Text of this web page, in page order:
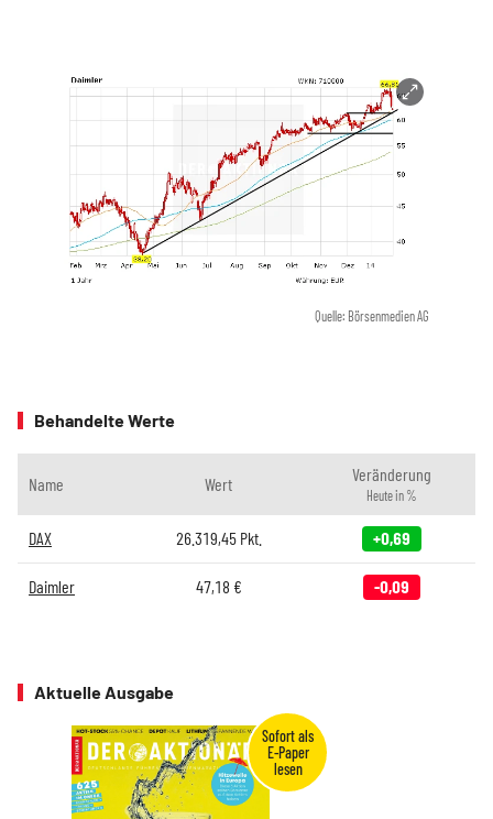
Quelle: Börsenmedien AG
Behandelte Werte
Name Wert Veränderung
Heute in %
DAX 26.319,45Pkt. +0,69
Daimler 47,18 € -0,09
Aktuelle Ausgabe